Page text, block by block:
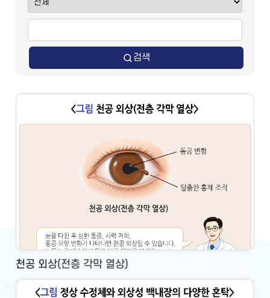
검색
천공 외상(전층 각막 열상)